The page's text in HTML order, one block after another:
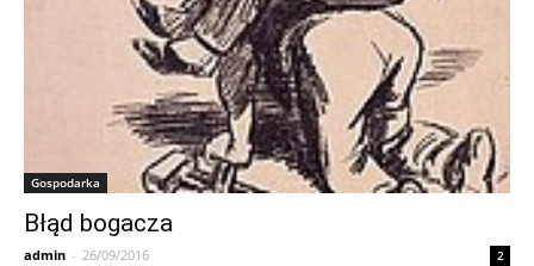
Gospodarka
Błąd bogacza
admin - 26/09/2016 2